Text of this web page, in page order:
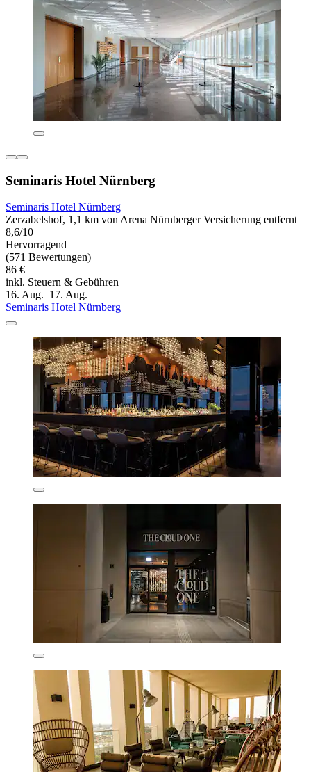
Seminaris Hotel Nürnberg
Seminaris Hotel Nürnberg
Zerzabelshof, 1,1 km von Arena Nürnberger Versicherung entfernt
8,6/10
Hervorragend
(571 Bewertungen)
86 €
inkl. Steuern & Gebühren
16. Aug.–17. Aug.
Seminaris Hotel Nürnberg